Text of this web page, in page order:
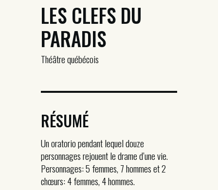
LES CLEFS DU
PARADIS
Théâtre québécois
RÉSUMÉ
Un oratorio pendant lequel douze
personnages rejouent le drame d’une vie.
Personnages: 5 femmes, 7 hommes et 2
chœurs: 4 femmes, 4 hommes.